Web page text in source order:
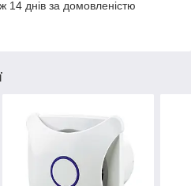
14 днів за домовленістю